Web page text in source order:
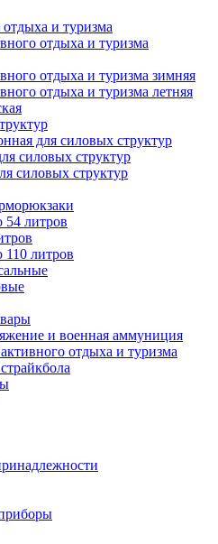
и туризма
отдыха и туризма
отдыха и туризма зимняя
отдыха и туризма летняя
для силовых структур
силовых структур
силовых структур
54 литров
110 литров
и военная аммуниция
отдыха и туризма